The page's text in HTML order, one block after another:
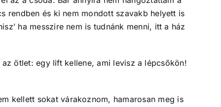
rendben és ki nem mondott szavakb helyett is
ha messzire nem is tudnánk menni, itt a ház
ötlet: egy lift kellene, ami levisz a lépcsőkön!
kellett sokat várakoznom, hamarosan meg is